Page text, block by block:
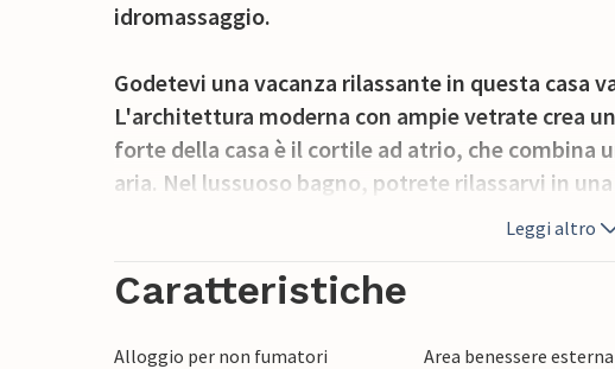
idromassaggio.
Godetevi una vacanza rilassante in questa casa
L'architettura moderna con ampie vetrate crea
forte della casa è il cortile ad atrio, che combina
aria. Nel lussuoso bagno, potrete rilassarvi in
vasca idromassaggio in giardino. La cucina ben
aperta offrono il massimo comfort, mentre a
fitness.
La spiaggia di Begtrupvig è un vero paradiso per
Leggi altro
Caratteristiche
Alloggio per non fumatori Area benessere esterna